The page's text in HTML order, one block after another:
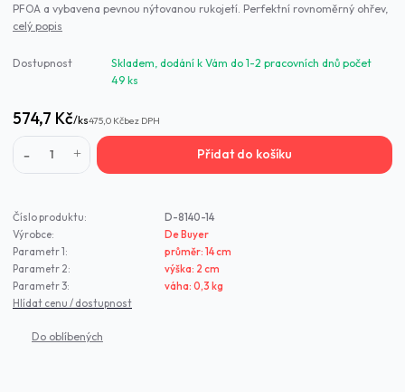
PFOA a vybavena pevnou nýtovanou rukojetí. Perfektní rovnoměrný ohřev,
celý popis
Dostupnost
Skladem, dodání k Vám do 1-2 pracovních dnů počet
49 ks
574,7 Kč/ks475,0 Kčbez DPH
Přidat do košíku
Číslo produktu:
D-8140-14
Výrobce:
De Buyer
Parametr 1:
průměr: 14 cm
Parametr 2:
výška: 2 cm
Parametr 3:
váha: 0,3 kg
Hlídat cenu / dostupnost